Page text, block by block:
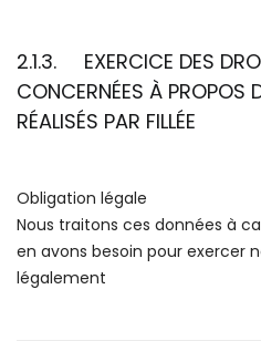
2.1.3. EXERCICE DES
CONCERNÉES À PROPOS
RÉALISÉS PAR FILLÉE
Obligation légale
Nous traitons ces données à
en avons besoin pour exercer
légalement